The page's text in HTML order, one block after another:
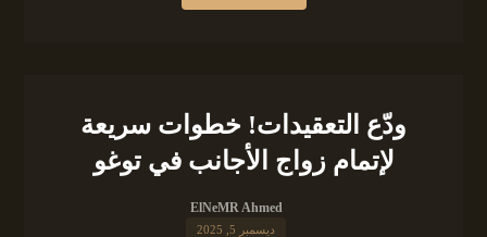
ودّع التعقيدات! خطوات سريعة
لإتمام زواج الأجانب في توغو
ElNeMR Ahmed
ديسمبر 5, 2025